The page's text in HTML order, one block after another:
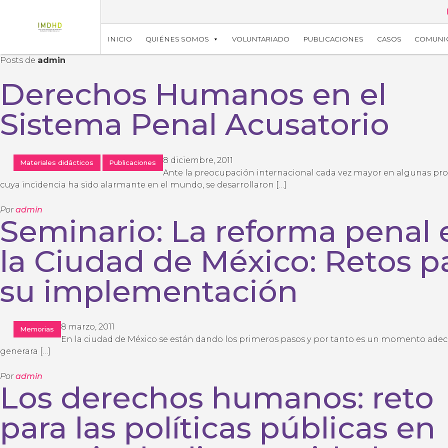
INICIO QUIÉNES SOMOS VOLUNTARIADO PUBLICACIONES CASOS
Posts de admin
Derechos Humanos en el
Sistema Penal Acusatorio
8 diciembre, 2011
Materiales didácticos Publicaciones
Ante la preocupación internacional cada vez mayor en algunas
cuya incidencia ha sido alarmante en el mundo, se desarrollaron […]
Poradmin
Seminario: La reforma penal
la Ciudad de México: Retos
su implementación
8 marzo, 2011
Memorias
En la ciudad de México se están dando los primeros pasos y por tanto es un momento
generara […]
Poradmin
Los derechos humanos: reto
para las políticas públicas en